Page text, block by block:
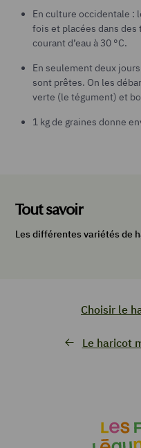
En culture occidentale :
fois et placées dans
courant d’eau à 30 °C.
En seulement deux
sont prêtes. On les
verte (le tégument) et
1 kg de graines donne
Tout savoir
Les différentes variétés de
Le haricot
Choisir le